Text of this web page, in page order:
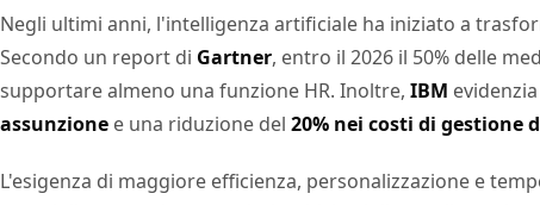
Negli ultimi anni, l'intelligenza artificiale ha iniziato a
Secondo un report di Gartner, entro il 2026 il 50% delle
supportare almeno una funzione HR. Inoltre, IBM
assunzione e una riduzione del 20% nei costi di gestione
L'esigenza di maggiore efficienza, personalizzazione e